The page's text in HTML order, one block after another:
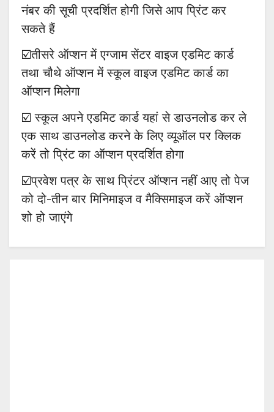
नंबर की सूची प्रदर्शित होगी जिसे आप प्रिंट कर
सकते हैं
☑️तीसरे ऑप्शन में एग्जाम सेंटर वाइज एडमिट कार्ड
तथा चौथे ऑप्शन में स्कूल वाइज एडमिट कार्ड का
ऑप्शन मिलेगा
☑️ स्कूल अपने एडमिट कार्ड यहां से डाउनलोड कर ले
एक साथ डाउनलोड करने के लिए व्यूऑल पर क्लिक
करें तो प्रिंट का ऑप्शन प्रदर्शित होगा
☑️प्रवेश पत्र के साथ प्रिंटर ऑप्शन नहीं आए तो पेज
को दो-तीन बार मिनिमाइज व मैक्सिमाइज करें ऑप्शन
शो हो जाएंगे